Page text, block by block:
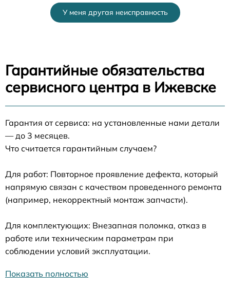
У меня другая неисправность
Гарантийные обязательства
сервисного центра в Ижевске
Гарантия от сервиса: на установленные нами детали
— до 3 месяцев.
Что считается гарантийным случаем?
Для работ: Повторное проявление дефекта, который
напрямую связан с качеством проведенного ремонта
(например, некорректный монтаж запчасти).
Для комплектующих: Внезапная поломка, отказ в
работе или техническим параметрам при
соблюдении условий эксплуатации.
Показать полностью